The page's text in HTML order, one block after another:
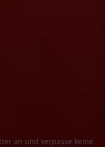
an und verpasse keine